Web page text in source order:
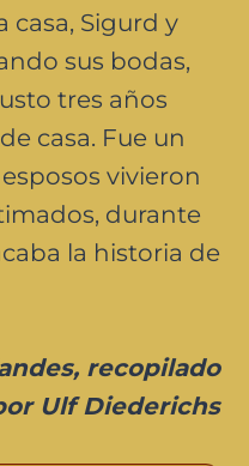
casa, Sigurd y
sus bodas,
tres años
casa. Fue un
vivieron
durante
la historia de
recopilado
Ulf Diederichs